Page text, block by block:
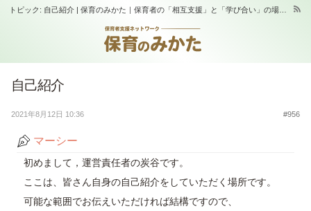
トピック: 自己紹介 | 保育のみかた｜保育者の「相互支援」と「学び合い」の場｜スタジオふらっぷ
自己紹介
2021年8月12日 10:36 #956
マーシー
初めまして，運営責任者の炭谷です。
ここは、皆さん自身の自己紹介をしていただく場所です。
可能な範囲でお伝えいただければ結構ですので、